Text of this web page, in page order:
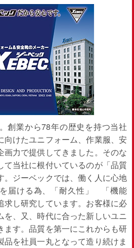
創業から78年の歴史を持つ当社
向けたユニフォーム、作業服、安
画力で提供してきました。そのな
て当社に根付いているのが「品質
。ジーベックでは、働く人に心地
届ける為、「耐久性」 「機能
し研究しています。お客様に必
を、又、時代に合った新しいユニ
ます。品質を第一にこれからも研
を社員一丸となって造り続けま